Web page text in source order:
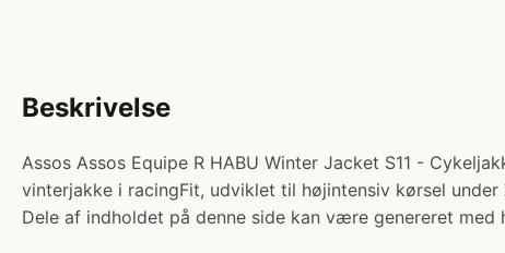
Beskrivelse
Assos Assos Equipe R HABU Winter Jacket S11 -
vinterjakke i racingFit, udviklet til højintensiv kørsel
Dele af indholdet på denne side kan være genereret med